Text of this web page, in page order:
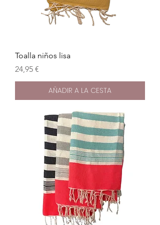
Toalla niños lisa
Precio
24,95 €
AÑADIR A LA CESTA